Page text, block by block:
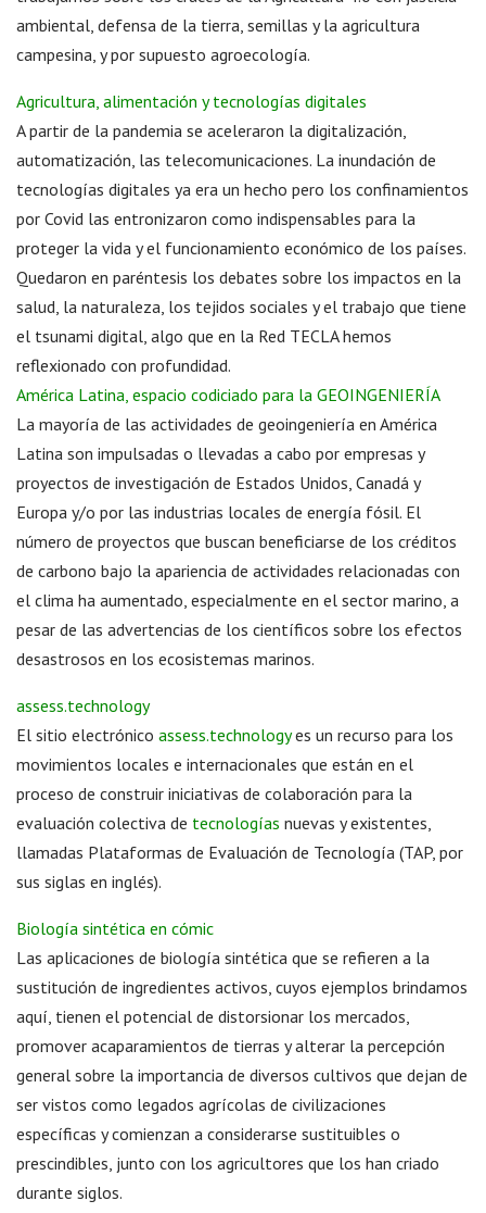
ambiental, defensa de la tierra, semillas y la agricultura
campesina, y por supuesto agroecología.
Agricultura, alimentación y tecnologías digitales
A partir de la pandemia se aceleraron la digitalización,
automatización, las telecomunicaciones. La inundación de
tecnologías digitales ya era un hecho pero los confinamientos
por Covid las entronizaron como indispensables para la
proteger la vida y el funcionamiento económico de los países.
Quedaron en paréntesis los debates sobre los impactos en la
salud, la naturaleza, los tejidos sociales y el trabajo que tiene
el tsunami digital, algo que en la Red TECLA hemos
reflexionado con profundidad.
América Latina, espacio codiciado para la GEOINGENIERÍA
La mayoría de las actividades de geoingeniería en América
Latina son impulsadas o llevadas a cabo por empresas y
proyectos de investigación de Estados Unidos, Canadá y
Europa y/o por las industrias locales de energía fósil. El
número de proyectos que buscan beneficiarse de los créditos
de carbono bajo la apariencia de actividades relacionadas con
el clima ha aumentado, especialmente en el sector marino, a
pesar de las advertencias de los científicos sobre los efectos
desastrosos en los ecosistemas marinos.
assess.technology
El sitio electrónico assess.technologyes un recurso para los
movimientos locales e internacionales que están en el
proceso de construir iniciativas de colaboración para la
evaluación colectiva de tecnologías nuevas y existentes,
llamadas Plataformas de Evaluación de Tecnología (TAP, por
sus siglas en inglés).
Biología sintética en cómic
Las aplicaciones de biología sintética que se refieren a la
sustitución de ingredientes activos, cuyos ejemplos brindamos
aquí, tienen el potencial de distorsionar los mercados,
promover acaparamientos de tierras y alterar la percepción
general sobre la importancia de diversos cultivos que dejan de
ser vistos como legados agrícolas de civilizaciones
específicas y comienzan a considerarse sustituibles o
prescindibles, junto con los agricultores que los han criado
durante siglos.